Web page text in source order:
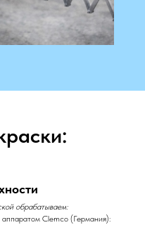
обрабатываем:
аппаратом Clemco (Германия):